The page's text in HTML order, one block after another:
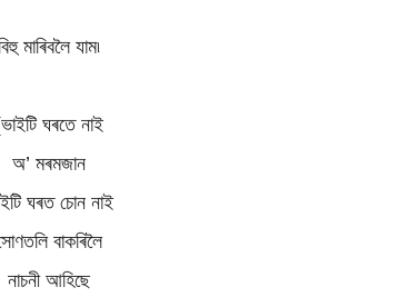
মাৰিবলৈ যাম৷
ঘৰতে নাই
অ’ মৰমজান
ঘৰত চোন নাই
বাকৰিলৈ
নাচনী আহিছে